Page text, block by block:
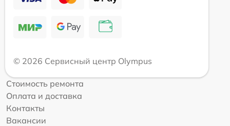
© 2026 Сервисный центр Olympus
Стоимость ремонта
Оплата и доставка
Контакты
Вакансии